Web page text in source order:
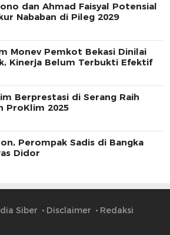
dan Ahmad Faisyal Potensial
Nababan di Pileg 2029
Monev Pemkot Bekasi Dinilai
Kinerja Belum Terbukti Efektif
Berprestasi di Serang Raih
ProKlim 2025
Perompak Sadis di Bangka
Didor
Siber Disclaimer Redaksi